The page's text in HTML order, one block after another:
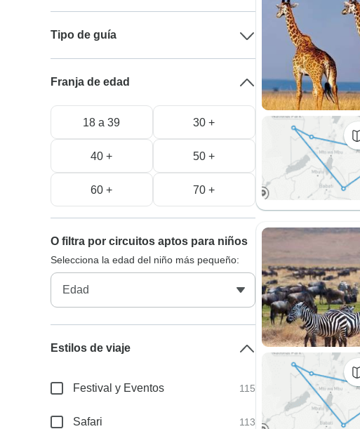
Tipo de guía
Franja de edad
18 a 39 30 +
40 + 50 +
60 + 70 +
O filtra por circuitos aptos para niños
Selecciona la edad del niño más pequeño:
Estilos de viaje
Festival y Eventos 115
Safari 113